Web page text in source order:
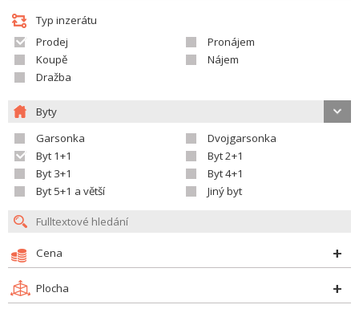
Typ inzerátu
Prodej
Pronájem
Koupě
Nájem
Dražba
Byty
Garsonka
Dvojgarsonka
Byt 1+1
Byt 2+1
Byt 3+1
Byt 4+1
Byt 5+1 a větší
Jiný byt
Cena
Plocha